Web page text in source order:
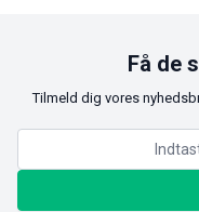
Få de
Tilmeld dig vores